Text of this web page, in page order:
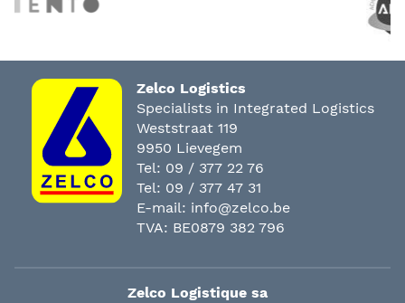
Zelco Logistics
Specialists in Integrated Logistics
Weststraat 119
9950 Lievegem
Tel: 09 / 377 22 76
Tel: 09 / 377 47 31
E-mail: info@zelco.be
TVA: BE0879 382 796
Zelco Logistique sa